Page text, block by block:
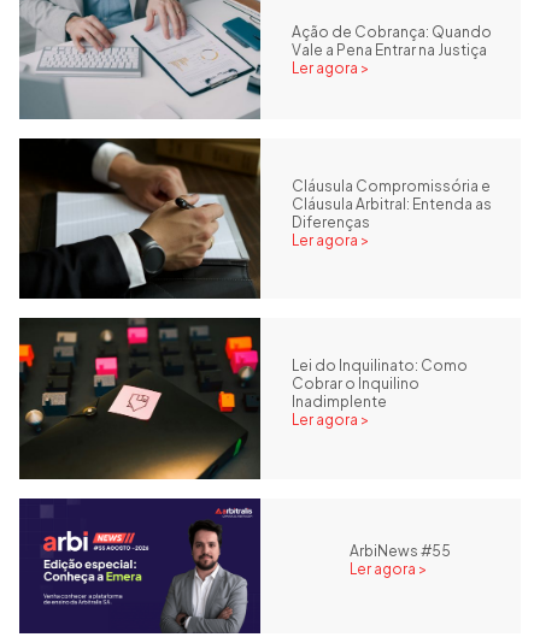
Ação de Cobrança: Quando
Vale a Pena Entrar na Justiça
Ler agora >
Cláusula Compromissória e
Cláusula Arbitral: Entenda as
Diferenças
Ler agora >
Lei do Inquilinato: Como
Cobrar o Inquilino
Inadimplente
Ler agora >
ArbiNews #55
Ler agora >